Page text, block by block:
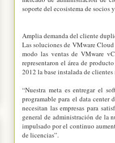
soporte del ecosistema de socios
Amplia demanda del cliente
Las soluciones de VMware
modo las ventas de VMware
representaron el área de
2012 la base instalada de
“Nuestra meta es entregar el
programable para el data
necesitan las empresas para
general de administración de la
impulsado por el continuo
de licencias”.